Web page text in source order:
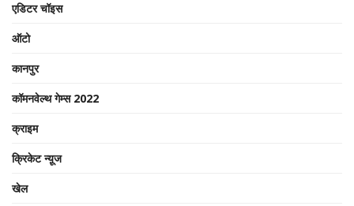
एडिटर चॉइस
ऑटो
कानपुर
कॉमनवेल्थ गेम्स 2022
क्राइम
क्रिकेट न्यू़ज
खेल